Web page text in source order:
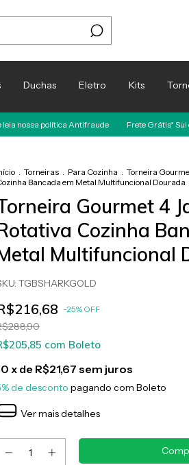
Duchas Eletro Kits
Antifraude Frete Grátis* Sul e Sudeste
. Torneiras . Para Cozinha . Torneira
Bancada em Metal Multifuncional Dourada
Gourmet 4
Cozinha
Multifuncional
TGBSHARKGOLD
-25% OFF
com Boleto
x de R$21,67 sem juros
de desconto pagando com Boleto
Ver mais detalhes